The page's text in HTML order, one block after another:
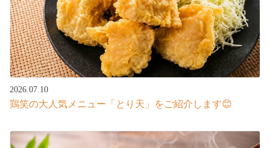
2026.07.10
鶏笑の大人気メニュー「とり天」をご紹介します😊